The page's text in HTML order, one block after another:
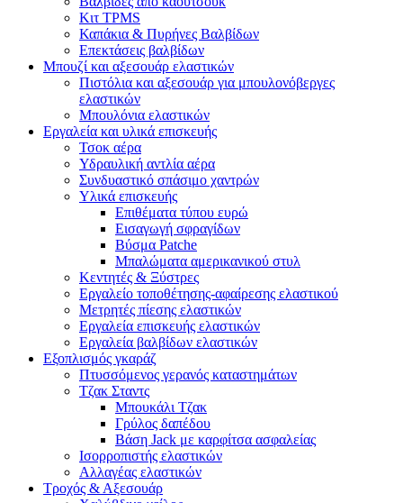
Κιτ TPMS
Καπάκια & Πυρήνες Βαλβίδων
Επεκτάσεις βαλβίδων
Μπουζί και αξεσουάρ ελαστικών
Πιστόλια και αξεσουάρ για μπουλονόβεργες
ελαστικών
Μπουλόνια ελαστικών
Εργαλεία και υλικά επισκευής
Τσοκ αέρα
Υδραυλική αντλία αέρα
Συνδυαστικό σπάσιμο χαντρών
Υλικά επισκευής
Επιθέματα τύπου ευρώ
Εισαγωγή σφραγίδων
Βύσμα Patche
Μπαλώματα αμερικανικού στυλ
Κεντητές & Ξύστρες
Εργαλείο τοποθέτησης-αφαίρεσης ελαστικού
Μετρητές πίεσης ελαστικών
Εργαλεία επισκευής ελαστικών
Εργαλεία βαλβίδων ελαστικών
Εξοπλισμός γκαράζ
Πτυσσόμενος γερανός καταστημάτων
Τζακ Σταντς
Μπουκάλι Τζακ
Γρύλος δαπέδου
Βάση Jack με καρφίτσα ασφαλείας
Ισορροπιστής ελαστικών
Αλλαγέας ελαστικών
Τροχός & Αξεσουάρ